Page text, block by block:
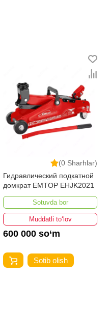
(0 Sharhlar)
Гидравлический подкатной
домкрат EMTOP EHJK2021
Sotuvda bor
Muddatli to‘lov
600 000 so‘m
Sotib olish